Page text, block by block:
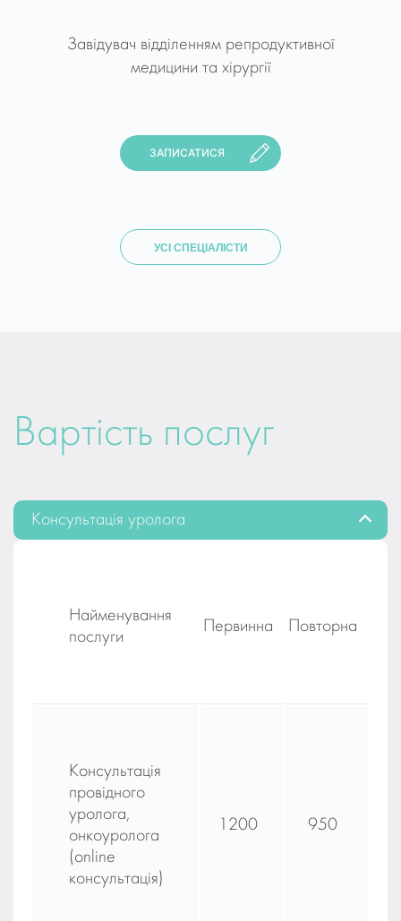
Завідувач відділенням репродуктивної
медицини та хірургії
ЗАПИСАТИСЯ
УСІ СПЕЦІАЛІСТИ
Вартість послуг
Консультація уролога
Найменування
послуги
Первинна Повторна
Консультація
провідного
уролога,
онкоуролога
(online
консультація)
1200 950